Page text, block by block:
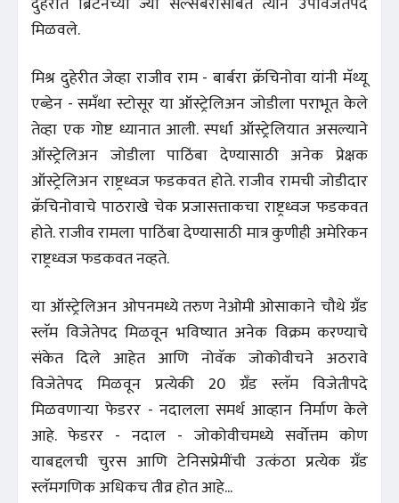
मिळवले.
मिश्र दुहेरीत जेव्हा राजीव राम - बार्बरा क्रॅचिनोवा यांनी मॅथ्यू
एब्डेन - समँथा स्टोसूर या ऑस्ट्रेलिअन जोडीला पराभूत केले
तेव्हा एक गोष्ट ध्यानात आली. स्पर्धा ऑस्ट्रेलियात असल्याने
ऑस्ट्रेलिअन जोडीला पाठिंबा देण्यासाठी अनेक प्रेक्षक
ऑस्ट्रेलिअन राष्ट्रध्वज फडकवत होते. राजीव रामची जोडीदार
क्रॅचिनोवाचे पाठराखे चेक प्रजासत्ताकचा राष्ट्रध्वज फडकवत
होते. राजीव रामला पाठिंबा देण्यासाठी मात्र कुणीही अमेरिकन
राष्ट्रध्वज फडकवत नव्हते.
या ऑस्ट्रेलिअन ओपनमध्ये तरुण नेओमी ओसाकाने चौथे ग्रँड
स्लॅम विजेतेपद मिळवून भविष्यात अनेक विक्रम करण्याचे
संकेत दिले आहेत आणि नोवॅक जोकोवीचने अठरावे
विजेतेपद मिळवून प्रत्येकी 20 ग्रँड स्लॅम विजेतीपदे
मिळवणाऱ्या फेडरर - नदालला समर्थ आव्हान निर्माण केले
आहे. फेडरर - नदाल - जोकोवीचमध्ये सर्वोत्तम कोण
याबद्दलची चुरस आणि टेनिसप्रेमींची उत्कंठा प्रत्येक ग्रँड
स्लॅमगणिक अधिकच तीव्र होत आहे...